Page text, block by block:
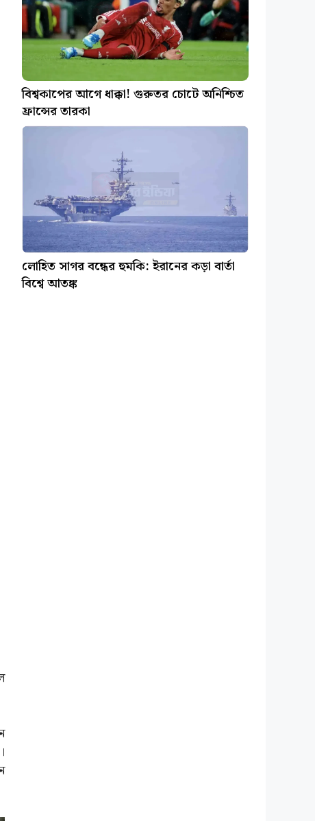
বিশ্বকাপের আগে ধাক্কা! গুরুতর চোটে অনিশ্চিত
ফ্রান্সের তারকা
লোহিত সাগর বন্ধের হুমকি: ইরানের কড়া বার্তা
বিশ্বে আতঙ্ক